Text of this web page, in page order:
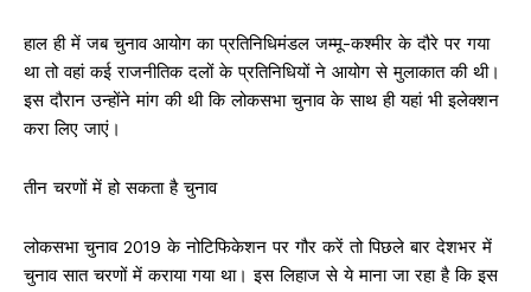
हाल ही में जब चुनाव आयोग का प्रतिनिधिमंडल जम्मू-कश्मीर के दौरे पर गया
था तो वहां कई राजनीतिक दलों के प्रतिनिधियों ने आयोग से मुलाकात की थी।
इस दौरान उन्होंने मांग की थी कि लोकसभा चुनाव के साथ ही यहां भी इलेक्शन
करा लिए जाएं।
तीन चरणों में हो सकता है चुनाव
लोकसभा चुनाव 2019 के नोटिफिकेशन पर गौर करें तो पिछले बार देशभर में
चुनाव सात चरणों में कराया गया था। इस लिहाज से ये माना जा रहा है कि इस